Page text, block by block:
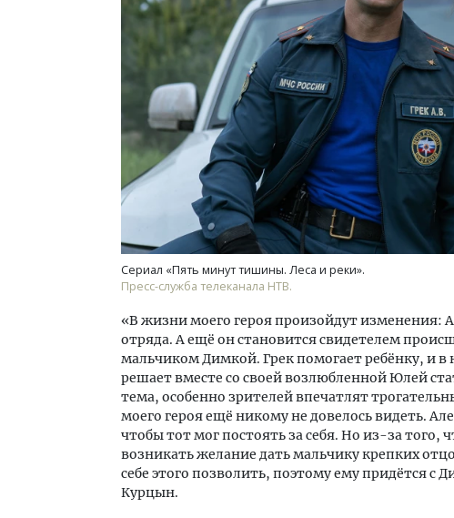
Сериал «Пять минут тишины. Леса и реки».
Пресс-служба телеканала НТВ.
«В жизни моего героя произойдут изменения:
отряда. А ещё он становится свидетелем
мальчиком Димкой. Грек помогает ребёнку, и в
решает вместе со своей возлюбленной Юлей
тема, особенно зрителей впечатлят
моего героя ещё никому не довелось видеть.
чтобы тот мог постоять за себя. Но из-за того,
возникать желание дать мальчику крепких
себе этого позволить, поэтому ему придётся с
Курцын.